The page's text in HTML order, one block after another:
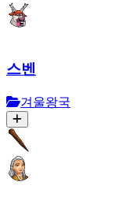
스벤
겨울왕국